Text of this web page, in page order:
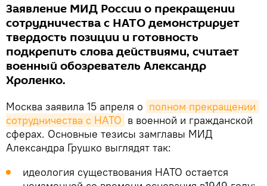
Заявление МИД России о прекращении
сотрудничества с НАТО демонстрирует
твердость позиции и готовность
подкрепить слова действиями, считает
военный обозреватель Александр
Хроленко.
Москва заявила 15 апреля о полном прекращении
сотрудничества с НАТО в военной и гражданской
сферах. Основные тезисы замглавы МИД
Александра Грушко выглядят так:
идеология существования НАТО остается